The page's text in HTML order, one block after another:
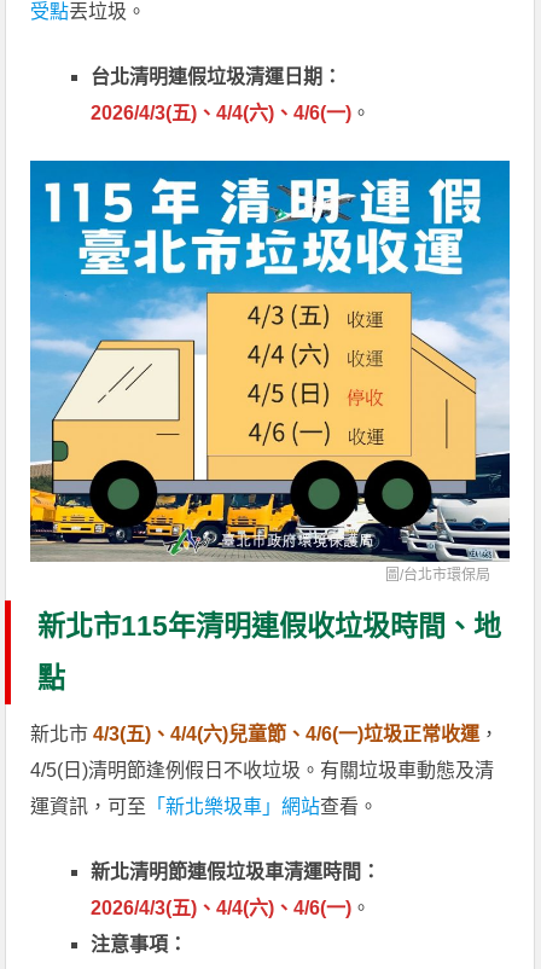
受點丟垃圾。
台北清明連假垃圾清運日期：
2026/4/3(五)、4/4(六)、4/6(一) 。
圖/台北市環保局
新北市115年清明連假收垃圾時間、地
點
新北市 4/3(五)、4/4(六)兒童節、4/6(一)垃圾正常收運 ，
4/5(日)清明節逢例假日不收垃圾。有關垃圾車動態及清
運資訊，可至 「新北樂圾車」網站查看。
新北清明節連假垃圾車清運時間：
2026/4/3(五)、4/4(六)、4/6(一) 。
注意事項：